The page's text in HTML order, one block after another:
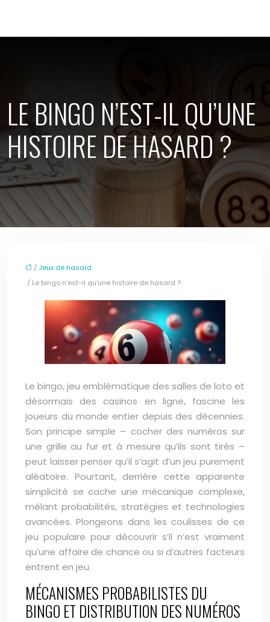
LE BINGO N’EST-IL QU’UNE
HISTOIRE DE HASARD ?
/ Jeux de hasard
/ Le bingo n’est-il qu’une histoire de hasard ?
Le bingo, jeu emblématique des salles de loto et
désormais des casinos en ligne, fascine les
joueurs du monde entier depuis des décennies.
Son principe simple – cocher des numéros sur
une grille au fur et à mesure qu’ils sont tirés –
peut laisser penser qu’il s’agit d’un jeu purement
aléatoire. Pourtant, derrière cette apparente
simplicité se cache une mécanique complexe,
mêlant probabilités, stratégies et technologies
avancées. Plongeons dans les coulisses de ce
jeu populaire pour découvrir s’il n’est vraiment
qu’une affaire de chance ou si d’autres facteurs
entrent en jeu.
MÉCANISMES PROBABILISTES DU
BINGO ET DISTRIBUTION DES NUMÉROS